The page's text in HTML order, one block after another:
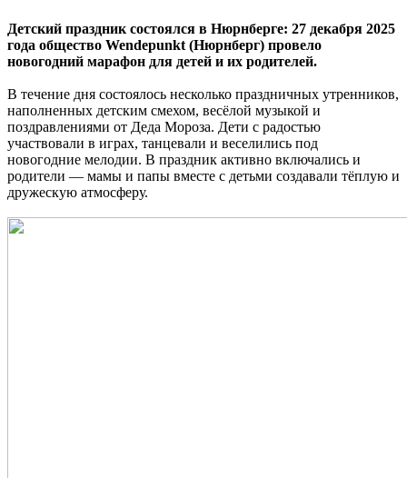
Детский праздник состоялся в Нюрнберге: 27 декабря 2025
года общество Wendepunkt (Нюрнберг) провело
новогодний марафон для детей и их родителей.
В течение дня состоялось несколько праздничных утренников,
наполненных детским смехом, весёлой музыкой и
поздравлениями от Деда Мороза. Дети с радостью
участвовали в играх, танцевали и веселились под
новогодние мелодии. В праздник активно включались и
родители — мамы и папы вместе с детьми создавали тёплую и
дружескую атмосферу.